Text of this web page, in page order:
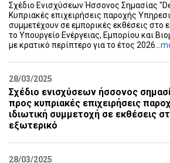
Σχέδιο Ενισχύσεων Ήσσονος Σημασίας
Κυπριακές επιχειρήσεις παροχής
συμμετέχουν σε εμπορικές εκθέσεις στο
το Υπουργείο Ενέργειας, Εμπορίου και
με κρατικό περίπτερο για το έτος 2026...
28/03/2025
Σχέδιο ενισχύσεων ήσσονος
προς κυπριακές επιχειρήσεις
ιδιωτική συμμετοχή σε εκθέσεις
εξωτερικό
28/03/2025